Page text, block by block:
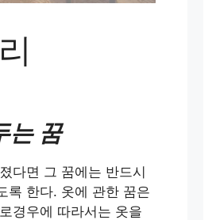
는 꿈
다면 그 꿈에는 반드시
록 한다. 옷에 관한 꿈은
경우에 따라서는 옷을